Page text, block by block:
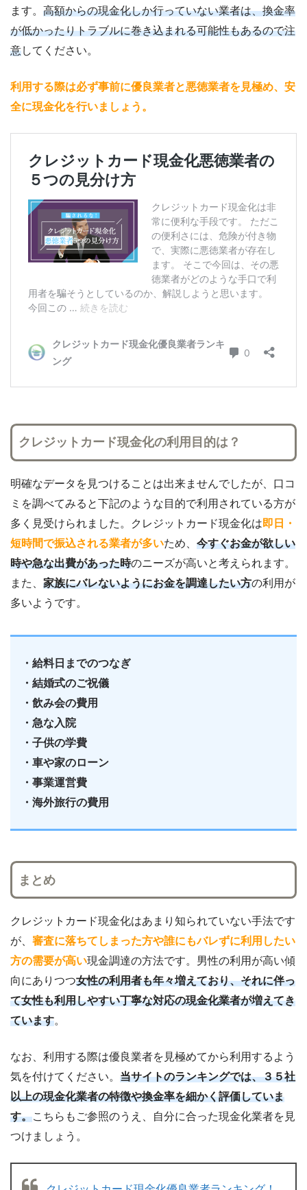
ます。 高額からの現金化しか行っていない業者は、換金率
が低かったりトラブルに巻き込まれる可能性もあるので注
意してください。
利用する際は必ず事前に優良業者と悪徳業者を見極め、安
全に現金化を行いましょう。
クレジットカード現金化の利用目的は？
明確なデータを見つけることは出来ませんでしたが、口コ
ミを調べてみると下記のような目的で利用されている方が
多く見受けられました。クレジットカード現金化は即日・
短時間で振込される業者が多いため、 今すぐお金が欲しい
時や急な出費があった時のニーズが高いと考えられます。
また、 家族にバレないようにお金を調達したい方の利用が
多いようです。
・給料日までのつなぎ
・結婚式のご祝儀
・飲み会の費用
・急な入院
・子供の学費
・車や家のローン
・事業運営費
・海外旅行の費用
まとめ
クレジットカード現金化はあまり知られていない手法です
が、 審査に落ちてしまった方や誰にもバレずに利用したい
方の需要が高い現金調達の方法です。男性の利用が高い傾
向にありつつ女性の利用者も年々増えており、それに伴っ
て女性も利用しやすい丁寧な対応の現金化業者が増えてき
ています。
なお、利用する際は優良業者を見極めてから利用するよう
気を付けてください。 当サイトのランキングでは、３５社
以上の現金化業者の特徴や換金率を細かく評価していま
す。こちらもご参照のうえ、自分に合った現金化業者を見
つけましょう。